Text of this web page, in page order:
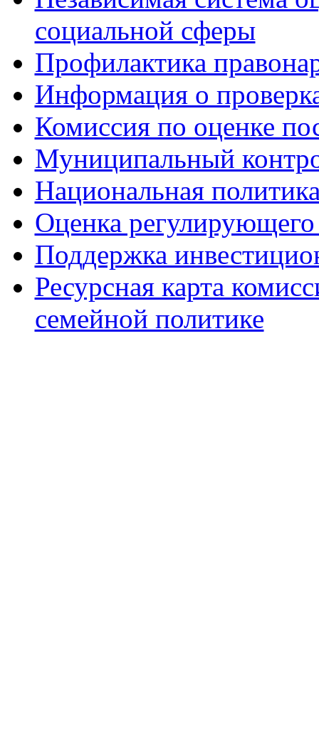
социальной сферы
Профилактика
Информация о
Комиссия по оценке
Муниципальный
Национальная
Оценка регулирующего
Поддержка
Ресурсная карта
семейной политике